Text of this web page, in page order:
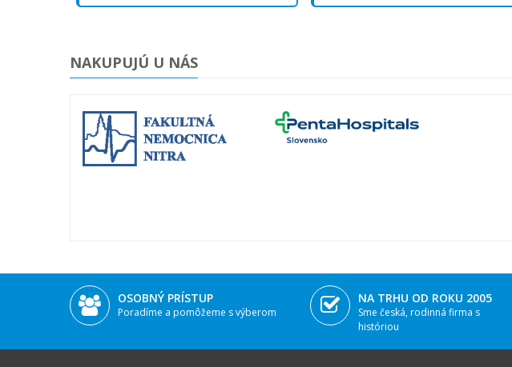
NAKUPUJÚ U NÁS
OSOBNÝ PRÍSTUP
Poradíme a pomôžeme s výberom
NA TRHU OD ROKU 2005
Sme česká, rodinná firma s
históriou